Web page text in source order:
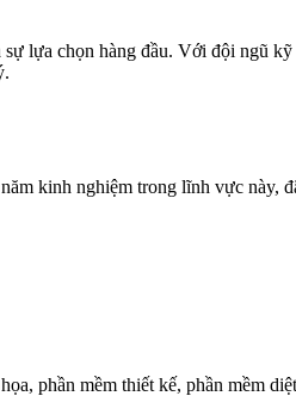
lựa chọn hàng đầu. Với đội ngũ
kinh nghiệm trong lĩnh vực này,
phần mềm thiết kế, phần mềm